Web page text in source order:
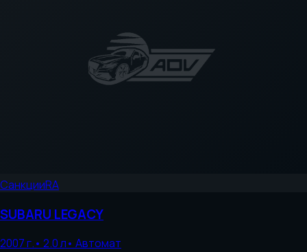
СанкцииRA
SUBARU LEGACY
2007г.• 2.0л• Автомат